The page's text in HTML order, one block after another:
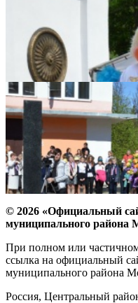
© 2026 «Официальный
муниципального района
При полном или
ссылка на официальный
муниципального района
Россия, Центральный